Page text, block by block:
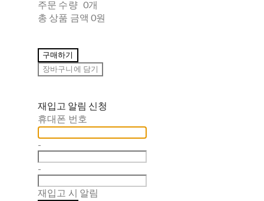
주문 수량 0개
총 상품 금액 0원
구매하기
장바구니에 담기
재입고 알림 신청
휴대폰 번호
-
-
재입고 시 알림